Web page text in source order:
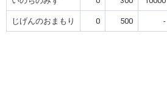
じげんのおまもり 0 500 -